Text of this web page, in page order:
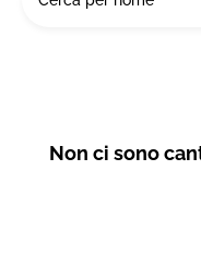
Non ci sono